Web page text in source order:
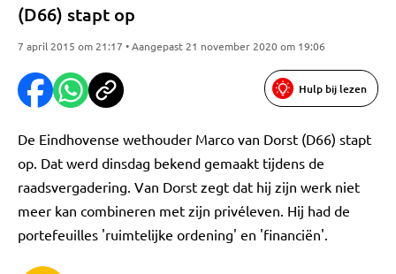
(D66) stapt op
7 april 2015 om 21:17 • Aangepast 21 november 2020 om 19:06
Hulp bij lezen
De Eindhovense wethouder Marco van Dorst (D66) stapt
op. Dat werd dinsdag bekend gemaakt tijdens de
raadsvergadering. Van Dorst zegt dat hij zijn werk niet
meer kan combineren met zijn privéleven. Hij had de
portefeuilles 'ruimtelijke ordening' en 'financiën'.